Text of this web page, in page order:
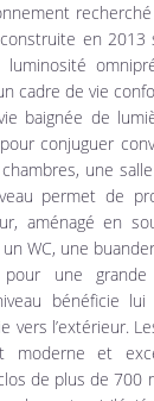
en 2013
cadre de vie
baignée de
conjuguer
une
permet de
aménagé en
WC, une
pour une
bénéficie
vers l’extérieur.
moderne et
de plus de 700